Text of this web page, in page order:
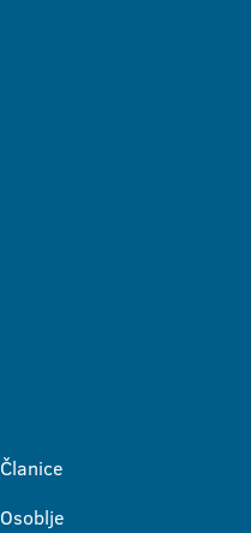
Članice
Osoblje